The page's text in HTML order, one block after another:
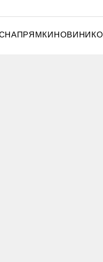
НАПРЯМКИНОВИНИ